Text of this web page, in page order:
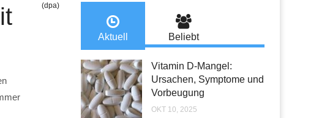
(dpa)
Aktuell Beliebt
Vitamin D-Mangel:
Ursachen, Symptome und
Vorbeugung
OKT 10, 2025